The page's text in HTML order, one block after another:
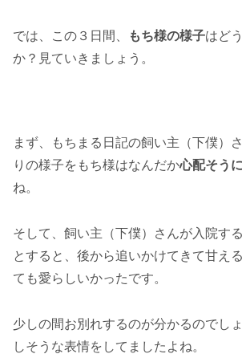
では、この３日間、 もち様の様子はど
か？見ていきましょう。
まず、もちまる日記の飼い主（下僕）
りの様子をもち様はなんだか心配そう
ね。
そして、飼い主（下僕）さんが入院す
とすると、後から追いかけてきて甘え
ても愛らしいかったです。
少しの間お別れするのが分かるのでし
しそうな表情をしてましたよね。